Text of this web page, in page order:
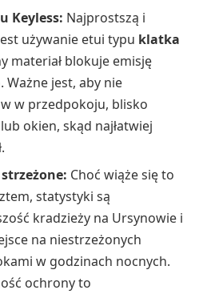
Keyless: Najprostszą i
używanie etui typu klatka
materiał blokuje emisję
Ważne jest, aby nie
w przedpokoju, blisko
okien, skąd najłatwiej
Choć wiąże się to
statystyki są
kradzieży na Ursynowie i
na niestrzeżonych
w godzinach nocnych.
ochrony to